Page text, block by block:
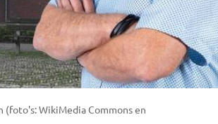
WikiMedia Commons en